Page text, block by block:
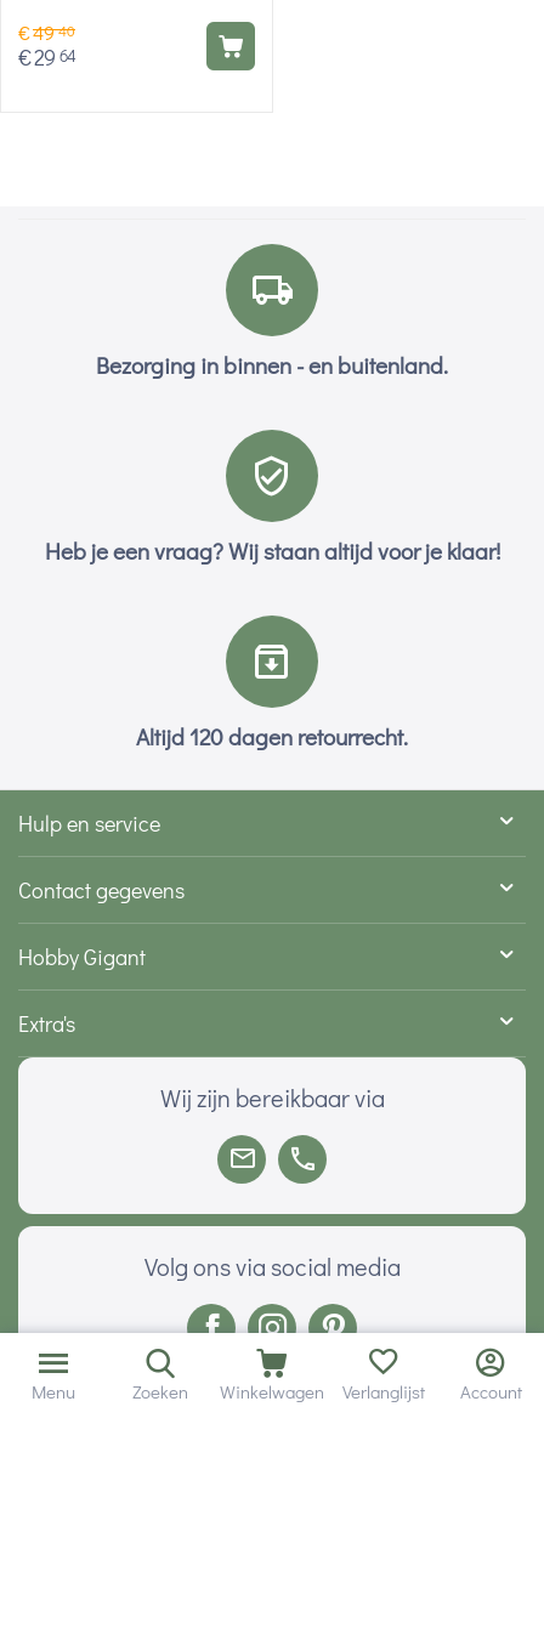
€4940
€29 64
Bezorging in binnen - en buitenland.
Heb je een vraag? Wij staan altijd voor je klaar!
Altijd 120 dagen retourrecht.
Hulp en service
Contact gegevens
Hobby Gigant
Extra's
Wij zijn bereikbaar via
Volg ons via social media
Menu Zoeken Winkelwagen Verlanglijst Account